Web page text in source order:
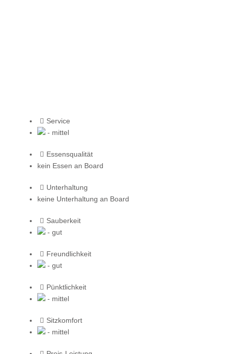
Service
- mittel
Essensqualität
kein Essen an Board
Unterhaltung
keine Unterhaltung an Board
Sauberkeit
- gut
Freundlichkeit
- gut
Pünktlichkeit
- mittel
Sitzkomfort
- mittel